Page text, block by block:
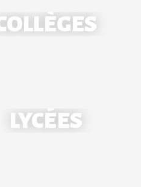
Saint-Louis - Bonnières
LYCÉES